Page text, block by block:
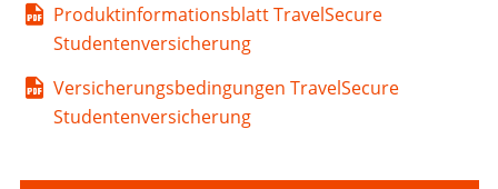
Produktinformationsblatt TravelSecure
Studentenversicherung
Versicherungsbedingungen TravelSecure
Studentenversicherung